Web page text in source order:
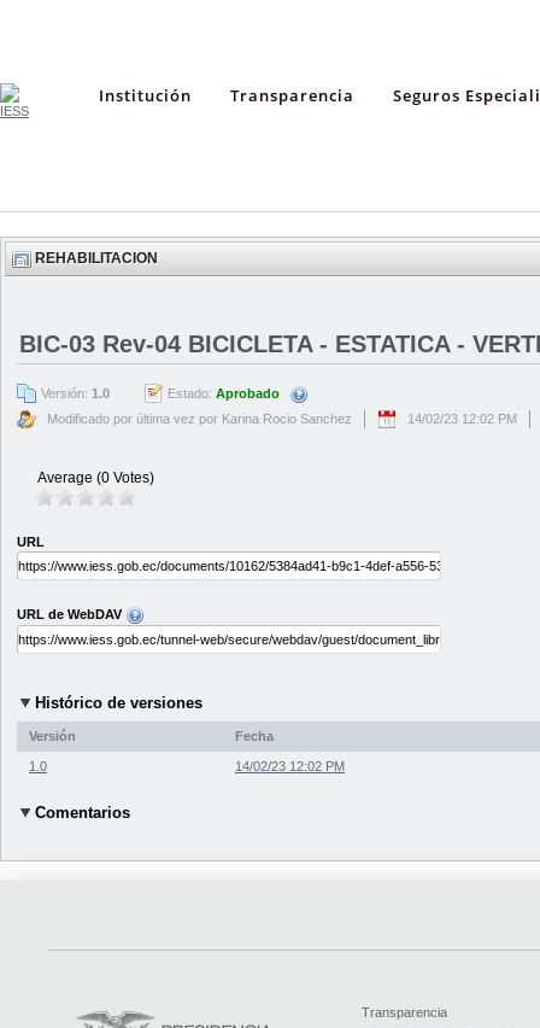
Institución Transparencia Seguros
REHABILITACION
BIC-03 Rev-04 BICICLETA - ESTATICA -
Versión: 1.0 Estado: Aprobado
Modificado por última vez por Karina Rocio Sanchez
14/02/23 12:02 PM
Average (0 Votes)
URL
URL de WebDAV
Histórico de versiones
Versión Fecha
1.0 14/02/23 12:02 PM
Comentarios
Transparencia